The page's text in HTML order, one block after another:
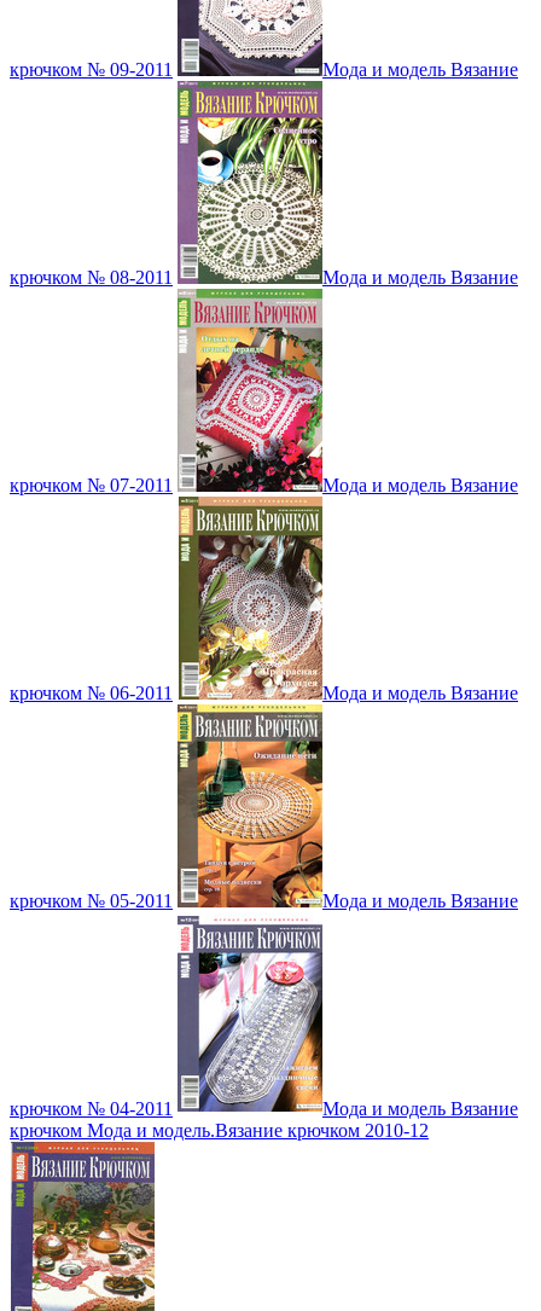
крючком № 09-2011 Мода и модель Вязание
крючком № 08-2011 Мода и модель Вязание
крючком № 07-2011 Мода и модель Вязание
крючком № 06-2011 Мода и модель Вязание
крючком № 05-2011 Мода и модель Вязание
крючком № 04-2011
Мода и модель Вязание
крючком Мода и модель.Вязание крючком 2010-12